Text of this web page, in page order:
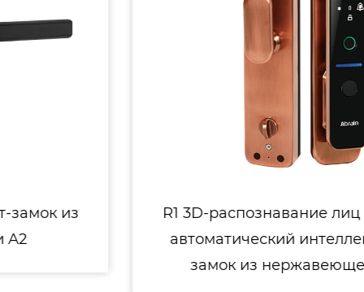
R1 3D-распознавание лиц Полностью
автоматический интеллектуальный
замок из нержавеющей стали